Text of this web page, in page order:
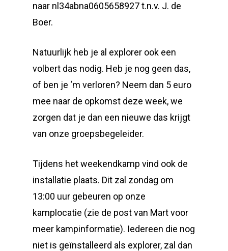
naar nl34abna0605658927 t.n.v. J. de
Boer.
Natuurlijk heb je al explorer ook een
volbert das nodig. Heb je nog geen das,
of ben je ‘m verloren? Neem dan 5 euro
mee naar de opkomst deze week, we
zorgen dat je dan een nieuwe das krijgt
van onze groepsbegeleider.
Tijdens het weekendkamp vind ook de
installatie plaats. Dit zal zondag om
13:00 uur gebeuren op onze
kamplocatie (zie de post van Mart voor
meer kampinformatie). Iedereen die nog
niet is geïnstalleerd als explorer, zal dan